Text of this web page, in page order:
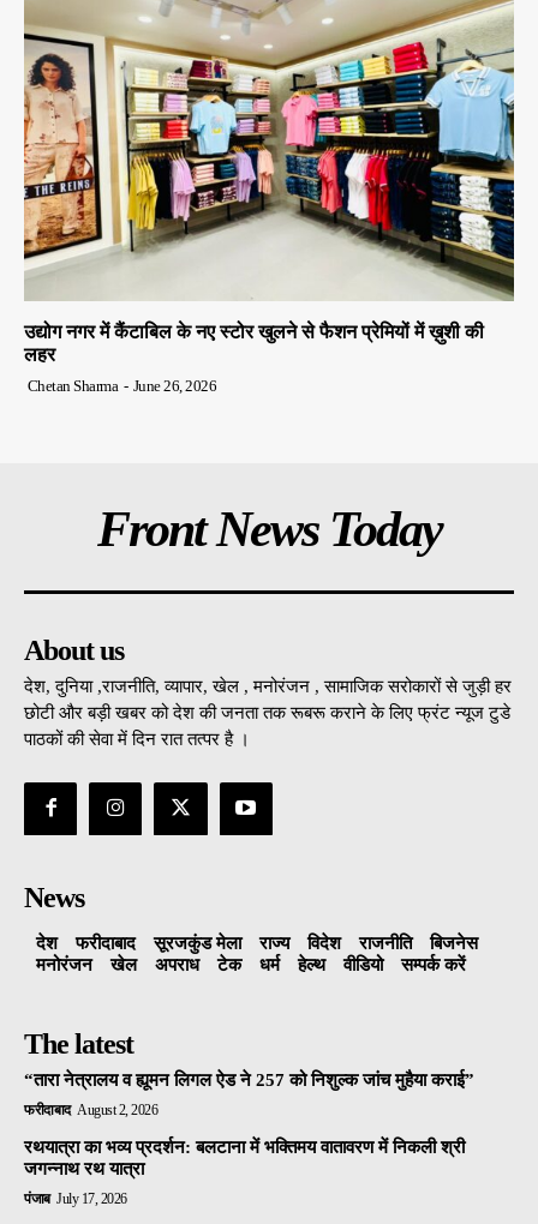
उद्योग नगर में कैंटाबिल के नए स्टोर खुलने से फैशन प्रेमियों में ख़ुशी की
लहर
Chetan Sharma - June 26, 2026
Front News Today
About us
देश, दुनिया ,राजनीति, व्यापार, खेल , मनोरंजन , सामाजिक सरोकारों से जुड़ी हर
छोटी और बड़ी खबर को देश की जनता तक रूबरू कराने के लिए फ्रंट न्यूज टुडे
पाठकों की सेवा में दिन रात तत्पर है ।
News
देश फरीदाबाद सूरजकुंड मेला राज्‍य विदेश राजनीति
बिजनेस
मनोरंजन
खेल अपराध टेक धर्म हेल्थ वीडियो सम्पर्क करें
The latest
“तारा नेत्रालय व ह्यूमन लिगल ऐड ने 257 को निशुल्क जांच मुहैया कराई”
फरीदाबाद August 2, 2026
रथयात्रा का भव्य प्रदर्शन: बलटाना में भक्तिमय वातावरण में निकली श्री
जगन्नाथ रथ यात्रा
पंजाब July 17, 2026